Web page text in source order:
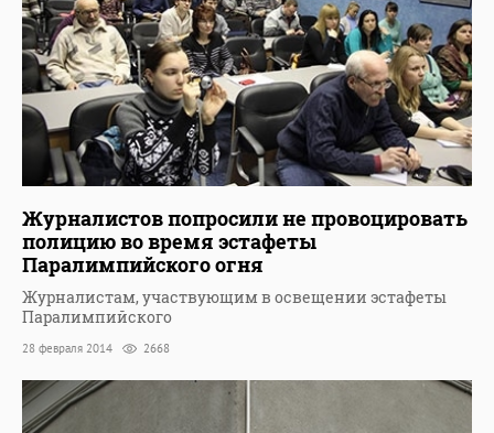
Журналистов попросили не провоцировать
полицию во время эстафеты
Паралимпийского огня
Журналистам, участвующим в освещении эстафеты
Паралимпийского
28 февраля 2014 2668